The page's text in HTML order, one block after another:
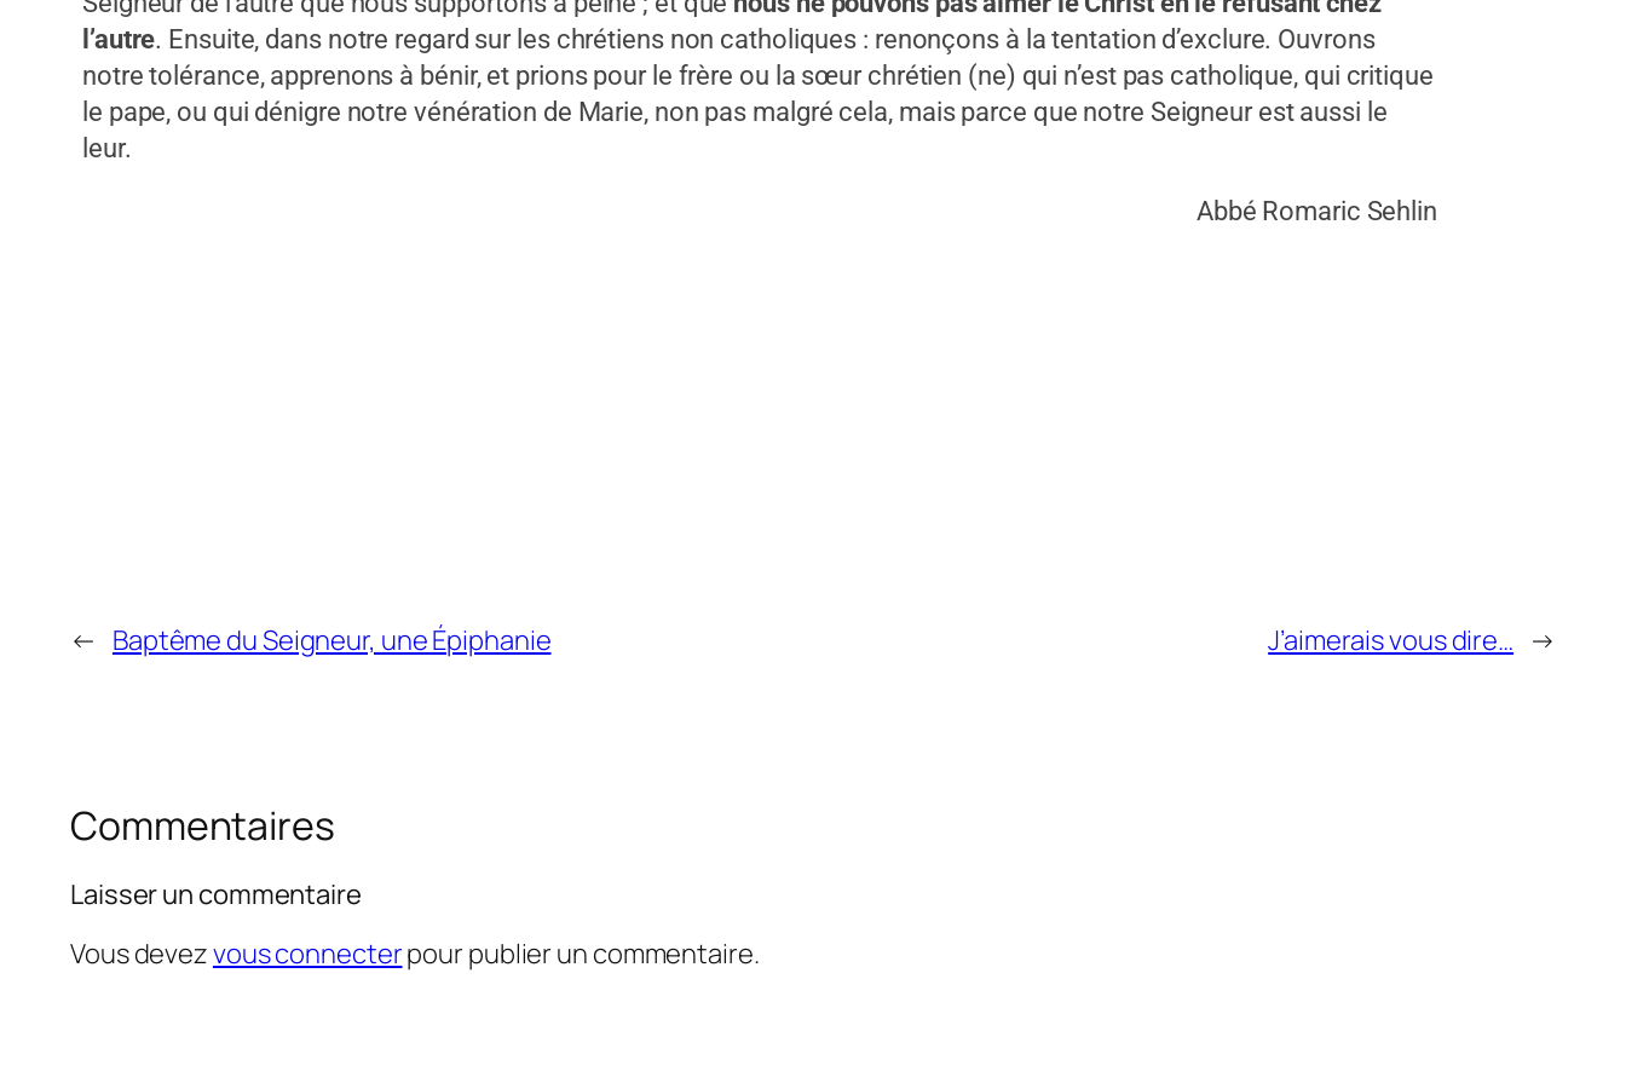
l’autre. Ensuite, dans notre regard sur les chrétiens non catholiques : renonçons à la tentation d’exclure. Ouvrons
notre tolérance, apprenons à bénir, et prions pour le frère ou la sœur chrétien (ne) qui n’est pas catholique, qui critique
le pape, ou qui dénigre notre vénération de Marie, non pas malgré cela, mais parce que notre Seigneur est aussi le
leur.
Abbé Romaric Sehlin
← Baptême du Seigneur, une Épiphanie J’aimerais vous dire… →
Commentaires
Laisser un commentaire
Vous devezvous connecterpour publier un commentaire.